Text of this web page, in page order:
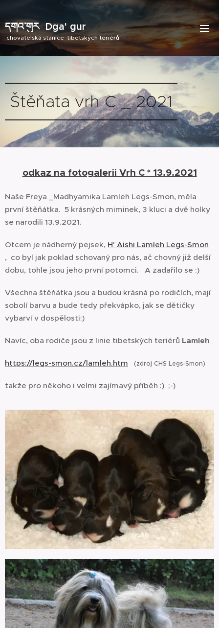
དགའ་གུརDga' gur
chovatelská stanice tibetských teriérů
Štěňata vrh C _ 2021
odkaz na fotogalerii Vrh C * 13.9.2021
Naše Freya _Madhyamika Lamleh Legs-Smon, měla
první štěňátka. 5 krásných miminek, 3 kluci a dvě holky
se narodili 13.9.2021.
Otcem je nádherný pejsek, H' Aishi Lamleh Legs-Smon
, co byl jak poklad schovaný pro nás, ač chovný již delší
dobu, tohle jsou jeho první potomci. A zadařilo se :)
Všechna štěňátka jsou a budou krásná po rodičích, mají
sobolí barvu a bude tedy překvápko, jak se dětičky
vybarví v dospělosti:)
Navíc, oba rodiče jsou z linie tibetských teriérů Lamleh
https://legs-smon.cz/lamleh.htm (zdroj CHS Legs-Smon)
takže pro někoho i velmi zajímavý příběh :) ;-)